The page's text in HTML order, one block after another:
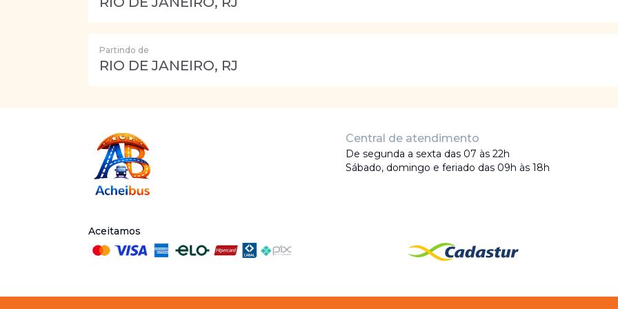
Partindo de
RIO DE JANEIRO, RJ
Central de atendimento
De segunda a sexta das 07 às 22h
Sábado, domingo e feriado das 09h às 18h
Aceitamos